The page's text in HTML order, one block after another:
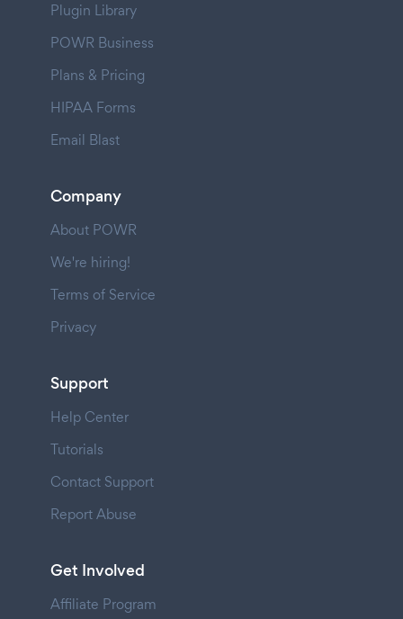
Plugin Library
POWR Business
Plans & Pricing
HIPAA Forms
Email Blast
Company
About POWR
We're hiring!
Terms of Service
Privacy
Support
Help Center
Tutorials
Contact Support
Report Abuse
Get Involved
Affiliate Program